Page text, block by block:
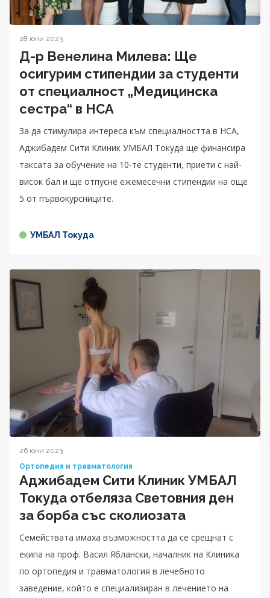
28 юни 2023
Д-р Венелина Милева: Ще
осигурим стипендии за студенти
от специалност „Медицинска
сестра“ в НСА
За да стимулира интереса към специалността в НСА,
Аджибадем Сити Клиник УМБАЛ Токуда ще финансира
таксата за обучение на 10-те студенти, приети с най-
висок бал и ще отпусне ежемесечни стипендии на още
5 от първокурсниците.
УМБАЛ Токуда
26 юни 2023
Ортопедия и травматология
Аджибадем Сити Клиник УМБАЛ
Токуда отбеляза Световния ден
за борба със сколиозата
Семействата имаха възможността да се срещнат с
екипа на проф. Васил Яблански, началник на Клиника
по ортопедия и травматология в лечебното
заведение, който е специализиран в лечението на